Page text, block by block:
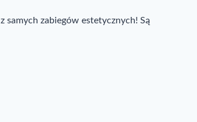
zabiegów estetycznych! Są